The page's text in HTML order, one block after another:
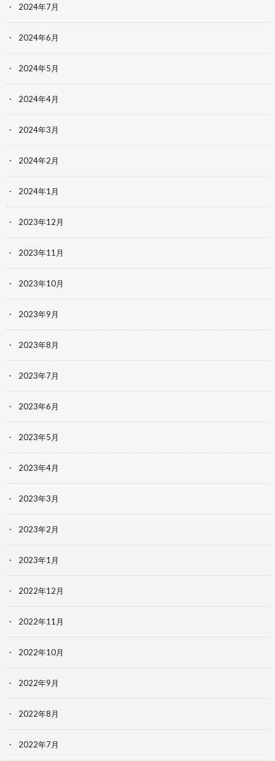
2024年7月
2024年6月
2024年5月
2024年4月
2024年3月
2024年2月
2024年1月
2023年12月
2023年11月
2023年10月
2023年9月
2023年8月
2023年7月
2023年6月
2023年5月
2023年4月
2023年3月
2023年2月
2023年1月
2022年12月
2022年11月
2022年10月
2022年9月
2022年8月
2022年7月